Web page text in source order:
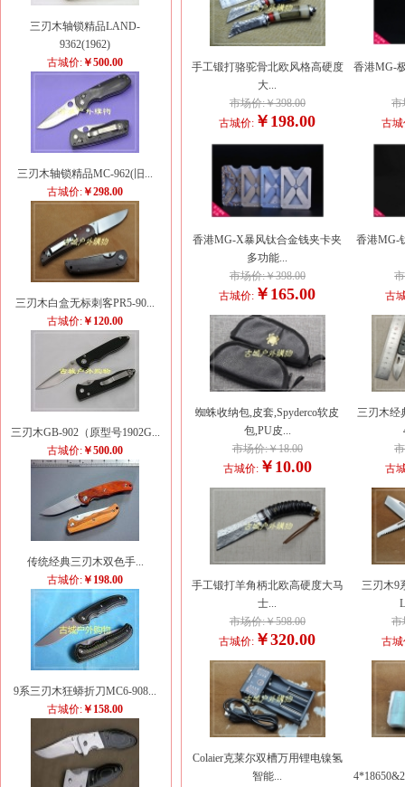
三刃木轴锁精品LAND-
9362(1962)
古城价: ￥500.00
三刃木轴锁精品MC-962(旧...
古城价: ￥298.00
三刃木白盒无标刺客PR5-90...
古城价: ￥120.00
三刃木GB-902（原型号1902G...
古城价: ￥500.00
传统经典三刃木双色手...
古城价: ￥198.00
9系三刃木狂蟒折刀MC6-908...
古城价: ￥158.00
手工锻打骆驼骨北欧风格高硬度
大...
市场价:￥398.00
古城价: ￥198.00
香港MG-
市
古城
香港MG-X暴风钛合金钱夹卡夹
多功能...
市场价:￥398.00
古城价: ￥165.00
香港MG-
古
蜘蛛收纳包,皮套,Spyderco软皮
包,PU皮...
市场价:￥18.00
古城价:￥10.00
三刃木经
古
手工锻打羊角柄北欧高硬度大马
士...
市场价:￥598.00
古城价: ￥320.00
三刃木9
市
古城
Colaier克莱尔双槽万用锂电镍氢
智能...